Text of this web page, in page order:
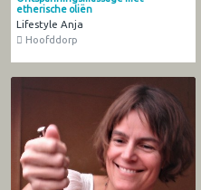
etherische oliën
Lifestyle Anja
Hoofddorp